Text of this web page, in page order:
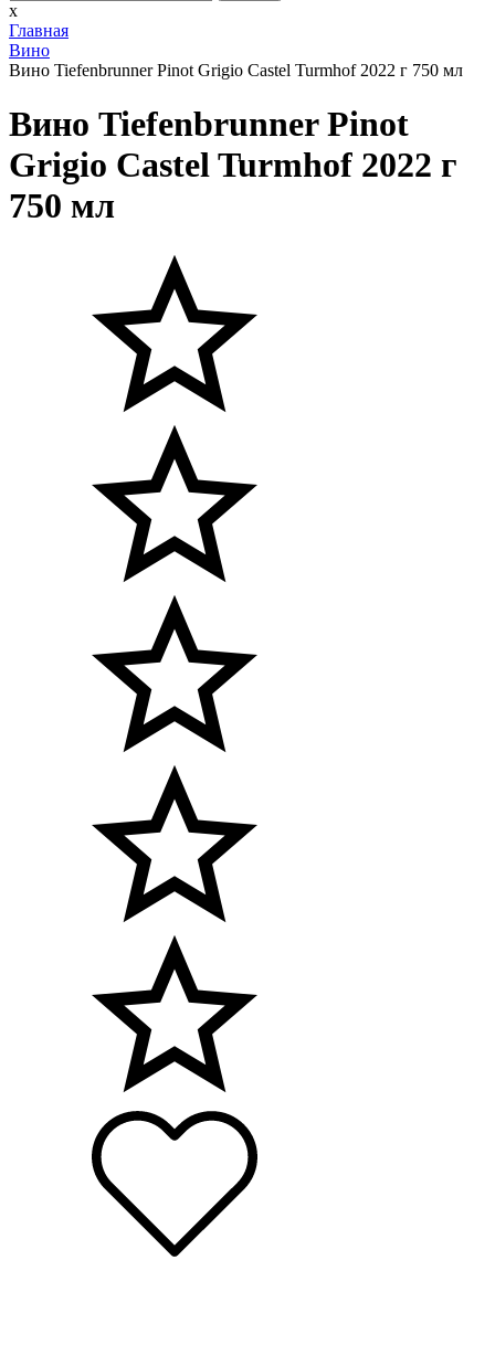
x
Главная
Вино
Вино Tiefenbrunner Pinot Grigio Castel Turmhof 2022 г 750 мл
Вино Tiefenbrunner Pinot
Grigio Castel Turmhof 2022 г
750 мл